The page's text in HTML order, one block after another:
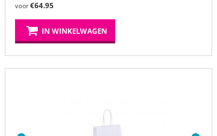
voor€64.95
IN WINKELWAGEN